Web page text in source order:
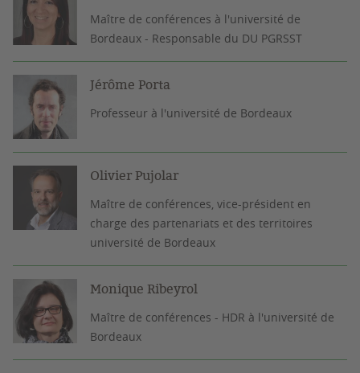
Maître de conférences à l'université de
Bordeaux - Responsable du DU PGRSST
Jérôme Porta
Professeur à l'université de Bordeaux
Olivier Pujolar
Maître de conférences, vice-président en
charge des partenariats et des territoires
université de Bordeaux
Monique Ribeyrol
Maître de conférences - HDR à l'université de
Bordeaux